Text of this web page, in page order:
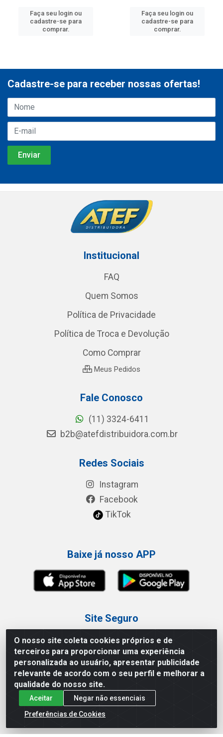
Faça seu login ou
cadastre-se para
comprar.
Faça seu login ou
cadastre-se para
comprar.
O nosso site coleta cookies próprios e de
terceiros para proporcionar uma experiência
personalizada ao usuário, apresentar publicidade
relevante de acordo com o seu perfil e melhorar a
qualidade do nosso site.
Aceitar
Negar não essenciais
Preferências de Cookies
Cadastre-se para receber nossas ofertas!
Institucional
FAQ
Quem Somos
Política de Privacidade
Política de Troca e Devolução
Como Comprar
Meus Pedidos
Fale Conosco
(11) 3324-6411
b2b@atefdistribuidora.com.br
Redes Sociais
Instagram
Facebook
TikTok
Baixe já nosso APP
Site Seguro
Loja / Showroom
Tel.: (11) 3227-0546
Av Vautier, 587/597 - Pari - São Paulo/SP